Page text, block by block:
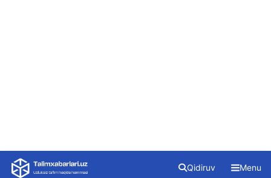
Skip
Qidiruv Menu